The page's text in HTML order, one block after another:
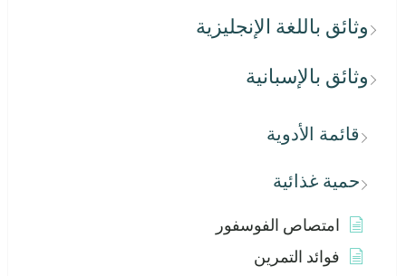
وثائق باللغة الإنجليزية
وثائق بالإسبانية
قائمة الأدوية
حمية غذائية
امتصاص الفوسفور
فوائد التمرين